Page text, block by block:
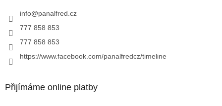
info@panalfred.cz
777 858 853
777 858 853
https://www.facebook.com/panalfredcz/timeline
Přijímáme online platby